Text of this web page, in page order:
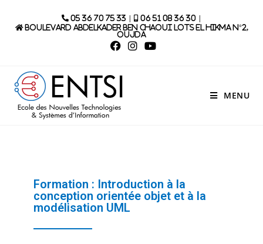
05 36 70 75 33| 06 51 08 36 30|
Boulevard Abdelkader Ben Chaoui lots El Hikma N°2,
Oujda
MENU
Formation : Introduction à la
conception orientée objet et à la
modélisation UML